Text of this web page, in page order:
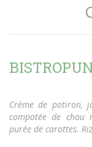
Crème de potiron,
compotée de chou
purée de carottes.